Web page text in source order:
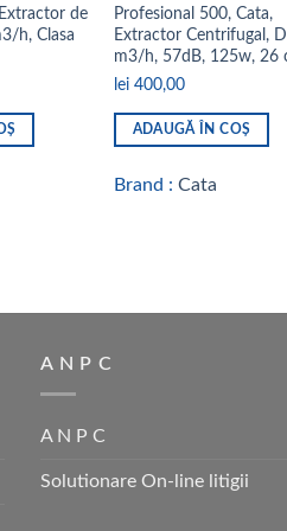
de
h, Clasa
Profesional 500, Cata,
Extractor Centrifugal,
m3/h, 57dB, 125w, 26
lei400,00
ADAUGĂ ÎN COȘ
Brand : Cata
A N P C
A N P C
Solutionare On-line litigii